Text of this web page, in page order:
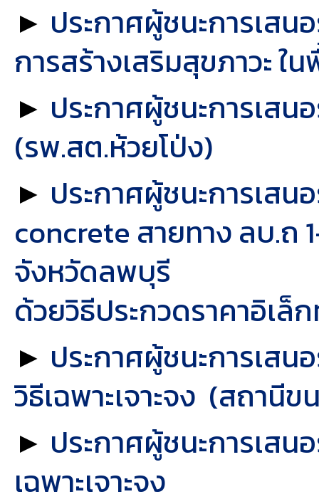
► ประกาศผู้ชนะการเส
การสร้างเสริมสุขภาวะ ใ
► ประกาศผู้ชนะการเสน
(รพ.สต.ห้วยโป่ง)
► ประกาศผู้ชนะการเส
concrete สายทาง ลบ.ถ
จังหวัดลพบุรี
ด้วยวิธีประกวดราคาอิเ
► ประกาศผู้ชนะการเสน
วิธีเฉพาะเจาะจง (สถานี
► ประกาศผู้ชนะการเสน
เฉพาะเจาะจง